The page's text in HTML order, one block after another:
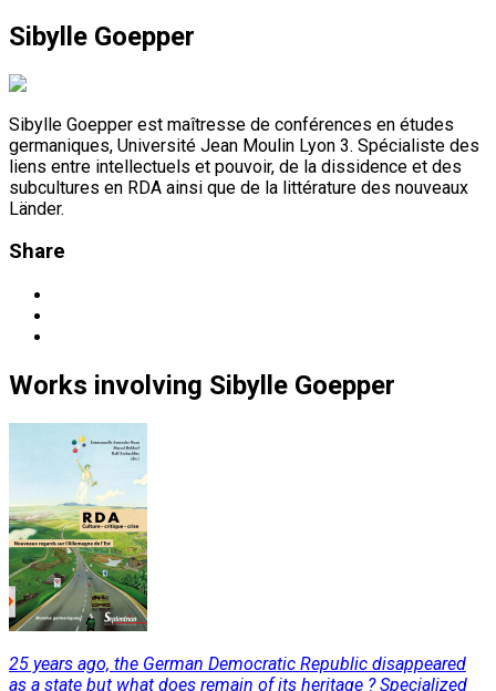
Sibylle Goepper
Sibylle Goepper est maîtresse de conférences en études
germaniques, Université Jean Moulin Lyon 3. Spécialiste des
liens entre intellectuels et pouvoir, de la dissidence et des
subcultures en RDA ainsi que de la littérature des nouveaux
Länder.
Share
Works involving Sibylle Goepper
25 years ago, the German Democratic Republic disappeared
as a state but what does remain of its heritage ? Specialized